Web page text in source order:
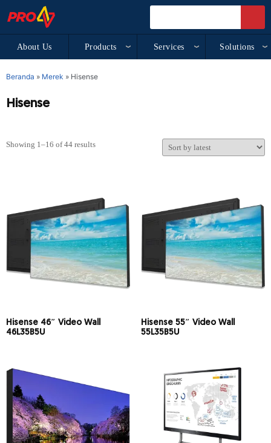
About Us Products Services Solutions
Beranda » Merek » Hisense
Hisense
Showing 1–16 of 44 results
Hisense 46″ Video Wall
46L35B5U
Hisense 55″ Video Wall
55L35B5U